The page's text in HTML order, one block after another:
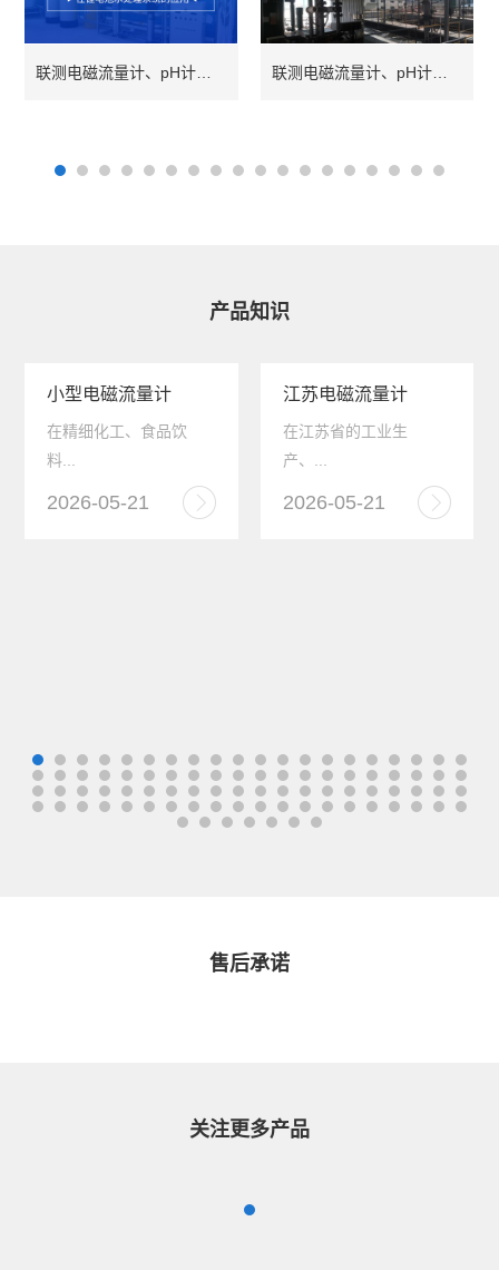
联测电磁流量计、pH计在山东污水处理系统中的应用
产品知识
小型电磁流量计
在精细化工、食品饮
料...
2026-05-21
江苏电磁流量计
在江苏省的工业生
产、...
2026-05-21
售后承诺
关注更多产品